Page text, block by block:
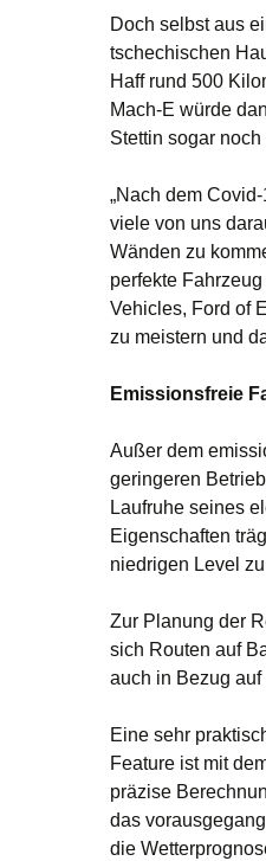
Doch selbst aus
tschechischen
Haff rund 500
Mach-E würde
Stettin sogar
„Nach dem
viele von uns
Wänden zu
perfekte
Vehicles, Ford of
zu meistern und
Emissionsfreie
Außer dem
geringeren
Laufruhe seines
Eigenschaften
niedrigen Level
Zur Planung der
sich Routen auf
auch in Bezug
Eine sehr
Feature ist mit
präzise
das
die